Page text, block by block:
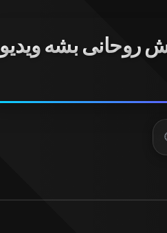
روحانی بشه ویدیو